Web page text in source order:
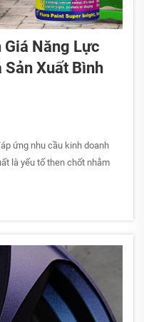
Năng Lực
Sản Xuất Bình
ứng nhu cầu kinh doanh
là yếu tố then chốt nhằm
công trong mối quan hệ đối
gồm nhiều ứng dụng đa